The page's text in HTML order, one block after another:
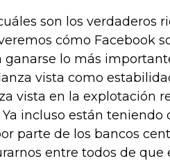
son los verdaderos
cómo Facebook
lo más
vista como
vista en la explotación
incluso están teniendo
parte de los bancos
entre todos de que